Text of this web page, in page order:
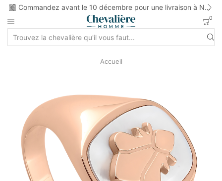
Commandez avant le 10 décembre pour une livraison à Noel
0
Accueil